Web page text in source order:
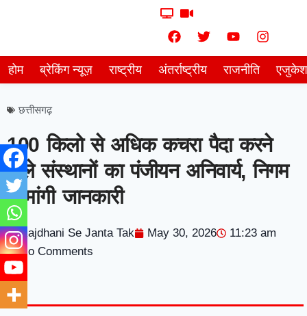
होम ब्रेकिंग न्यूज़ राष्ट्रीय अंतर्राष्ट्रीय राजनीति
छत्तीसगढ़
100 किलो से अधिक कचरा पैदा करने
वाले संस्थानों का पंजीयन अनिवार्य, निगम
ने मांगी जानकारी
Rajdhani Se Janta Tak May 30, 2026
11:23 am
No Comments